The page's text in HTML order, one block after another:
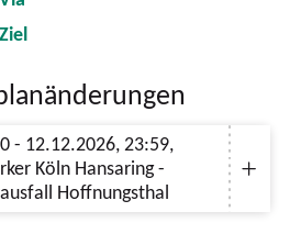
Ziel
Köln Hansaring -
Hoffnungsthal